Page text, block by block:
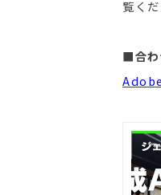
覧くだ
■合わ